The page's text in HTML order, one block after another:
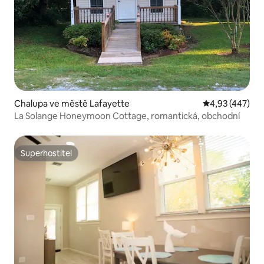
Chalupa ve městě Lafayette Průměrné
4,93 (447)
La Solange Honeymoon Cottage, romantická, obchodní
Superhostitel
Superhostitel